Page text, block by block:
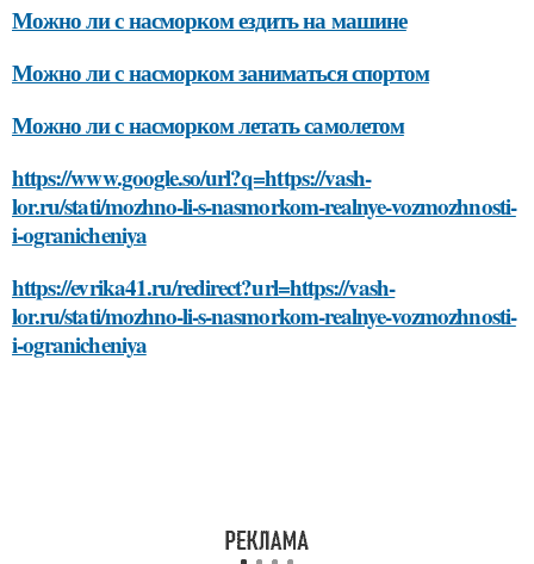
Можно ли с насморком ездить на машине
Можно ли с насморком заниматься спортом
Можно ли с насморком летать самолетом
https://www.google.so/url?q=https://vash-
lor.ru/stati/mozhno-li-s-nasmorkom-realnye-vozmozhnosti-
i-ogranicheniya
https://evrika41.ru/redirect?url=https://vash-
lor.ru/stati/mozhno-li-s-nasmorkom-realnye-vozmozhnosti-
i-ogranicheniya